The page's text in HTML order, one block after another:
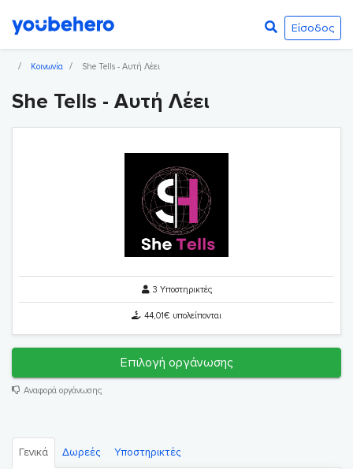
Είσοδος
Κοινωνία She Tells - Αυτή Λέει
She Tells - Αυτή Λέει
3 Υποστηρικτές
44,01€ υπολείπονται
Επιλογή οργάνωσης
Αναφορά οργάνωσης
Γενικά Δωρεές Υποστηρικτές